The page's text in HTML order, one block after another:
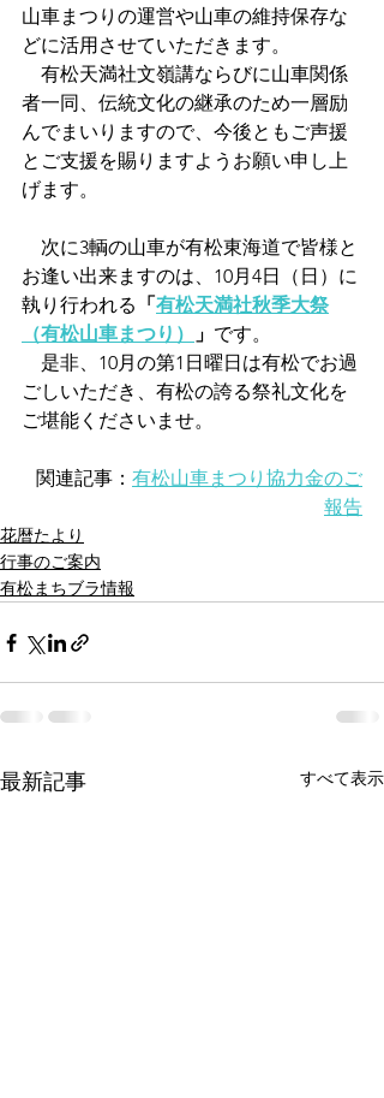
山車まつりの運営や山車の維持保存な
どに活用させていただきます。
有松天満社文嶺講ならびに山車関係
者一同、伝統文化の継承のため一層励
んでまいりますので、今後ともご声援
とご支援を賜りますようお願い申し上
げます。
次に3輌の山車が有松東海道で皆様と
お逢い出来ますのは、10月4日（日）に
執り行われる 「有松天満社秋季大祭
（有松山車まつり）
」 です。
是非、10月の第1日曜日は有松でお過
ごしいただき、有松の誇る祭礼文化を
ご堪能くださいませ。
関連記事： 有松山車まつり協力金のご
報告
花暦たより
行事のご案内
有松まちブラ情報
最新記事 すべて表示